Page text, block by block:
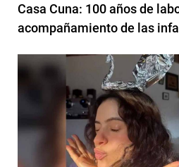
Casa Cuna: 100 años de
acompañamiento de las